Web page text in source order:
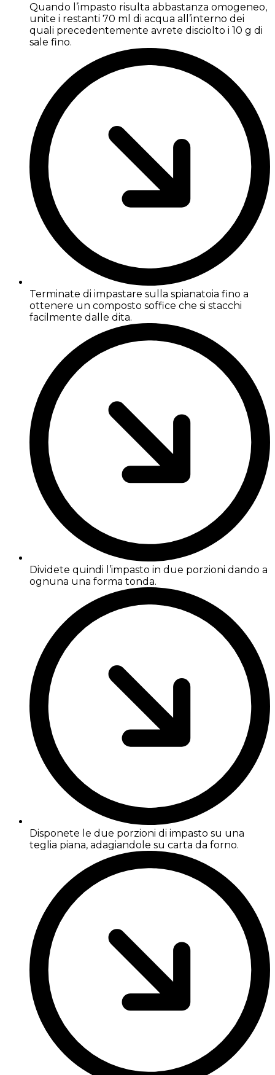
Quando l’impasto risulta abbastanza omogeneo,
unite i restanti 70 ml di acqua all’interno dei
quali precedentemente avrete disciolto i 10 g di
sale fino.
Terminate di impastare sulla spianatoia fino a
ottenere un composto soffice che si stacchi
facilmente dalle dita.
Dividete quindi l’impasto in due porzioni dando a
ognuna una forma tonda.
Disponete le due porzioni di impasto su una
teglia piana, adagiandole su carta da forno.